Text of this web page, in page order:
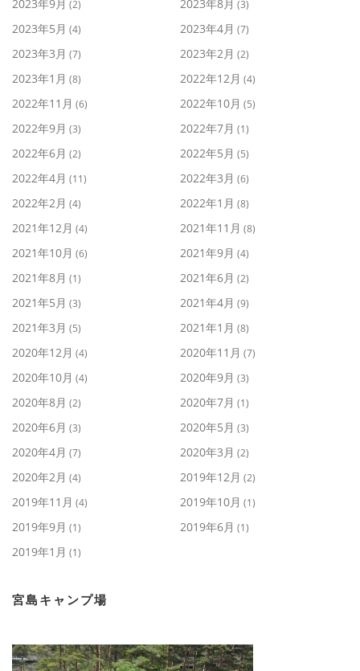
2023年9月 (2) 2023年8月 (3)
2023年5月 (4) 2023年4月 (7)
2023年3月 (7) 2023年2月 (2)
2023年1月 (8) 2022年12月 (4)
2022年11月 (6) 2022年10月 (5)
2022年9月 (3) 2022年7月 (1)
2022年6月 (2) 2022年5月 (5)
2022年4月 (11) 2022年3月 (6)
2022年2月 (4) 2022年1月 (8)
2021年12月 (4) 2021年11月 (8)
2021年10月 (6) 2021年9月 (4)
2021年8月 (1) 2021年6月 (2)
2021年5月 (3) 2021年4月 (9)
2021年3月 (5) 2021年1月 (8)
2020年12月 (4) 2020年11月 (7)
2020年10月 (4) 2020年9月 (3)
2020年8月 (2) 2020年7月 (1)
2020年6月 (3) 2020年5月 (3)
2020年4月 (7) 2020年3月 (2)
2020年2月 (4) 2019年12月 (2)
2019年11月 (4) 2019年10月 (1)
2019年9月 (1) 2019年6月 (1)
2019年1月 (1)
宮島キャンプ場